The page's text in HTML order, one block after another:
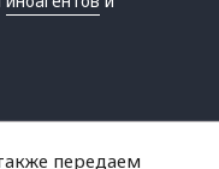
передаем